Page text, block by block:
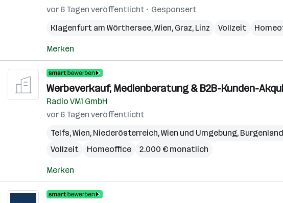
vor 6 Tagen veröffentlicht
Gesponsert
Klagenfurt am Wörthersee,Wien, Graz, Linz Vollzeit
Merken
Werbeverkauf, Medienberatung & B2B-Kunden-
Radio VM1 GmbH
vor 6 Tagen veröffentlicht
Telfs,Wien, Niederösterreich,Wien und Umgebung, Burgenland
Vollzeit
Homeoffice 2.000 € monatlich
Merken